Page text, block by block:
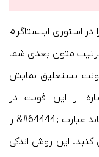
استوری اینستاگرام
متون بعدی شما
نستعلیق نمایش
از این فونت در
استوری‌های خود بهره‌برداری کنید، مجدداً باید عبارت ;64444#& را
کنید. این روش اندکی